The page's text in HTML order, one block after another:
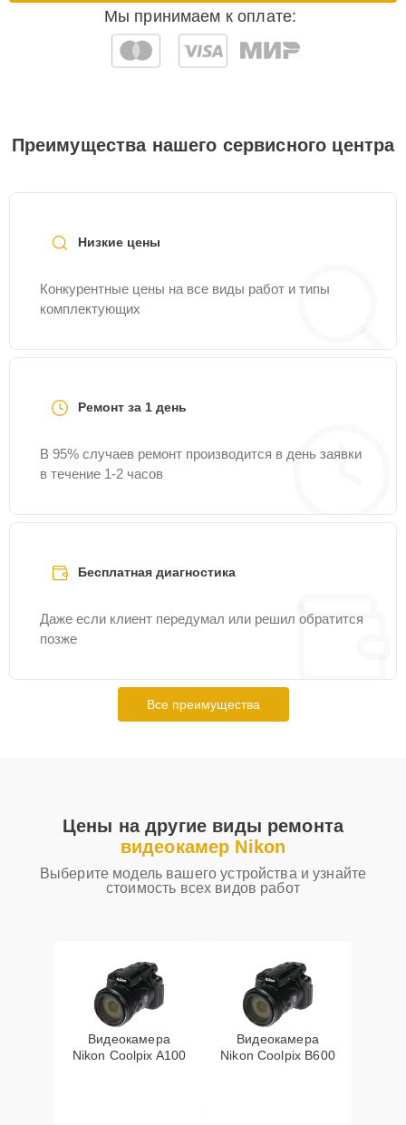
Мы принимаем к оплате:
Преимущества нашего сервисного центра
Низкие цены
Конкурентные цены на все виды работ и типы
комплектующих
Ремонт за 1 день
В 95% случаев ремонт производится в день заявки
в течение 1-2 часов
Бесплатная диагностика
Даже если клиент передумал или решил обратится
позже
Все преимущества
Цены на другие виды ремонта
видеокамер Nikon
Выберите модель вашего устройства и узнайте
стоимость всех видов работ
Видеокамера
Nikon Coolpix A100
Видеокамера
Nikon Coolpix B600